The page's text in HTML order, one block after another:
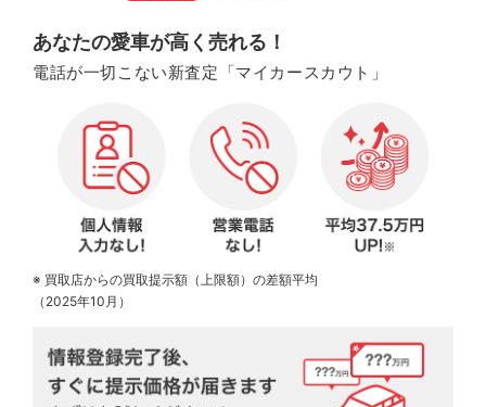
あなたの愛車が高く売れる！
電話が一切こない新査定「マイカースカウト」
※ 買取店からの買取提示額（上限額）の差額平均
（2025年10月）